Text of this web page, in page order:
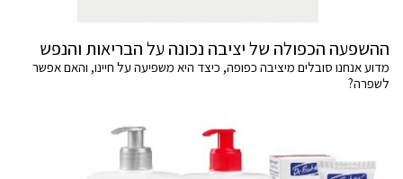
ההשפעה הכפולה של יציבה נכונה על הבריאות והנפש
מדוע אנחנו סובלים מיציבה כפופה, כיצד היא משפיעה על חיינו, והאם אפשר
לשפרה?